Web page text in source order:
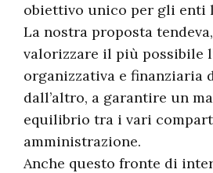
obiettivo unico per gli enti
La nostra proposta
valorizzare il più possibile
organizzativa e finanziaria
dall’altro, a garantire un
equilibrio tra i vari
amministrazione.
Anche questo fronte di